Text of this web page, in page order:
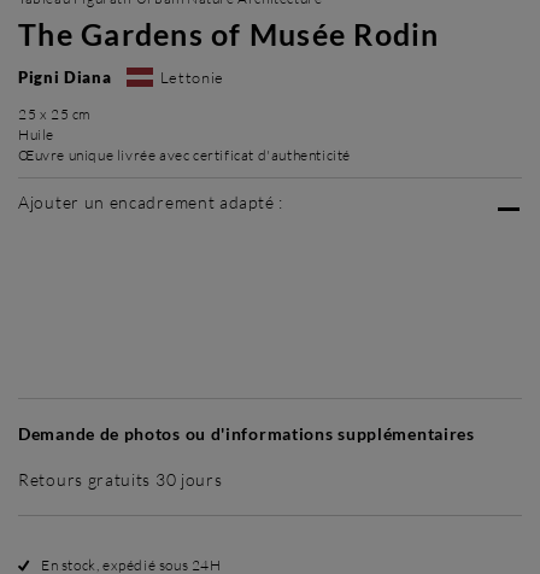
The Gardens of Musée Rodin
Pigni Diana Lettonie
25 x 25 cm
Huile
Œuvre unique livrée avec certificat d'authenticité
Ajouter un encadrement adapté :
Demande de photos ou d'informations supplémentaires
Retours gratuits 30 jours
En stock, expédié sous 24H